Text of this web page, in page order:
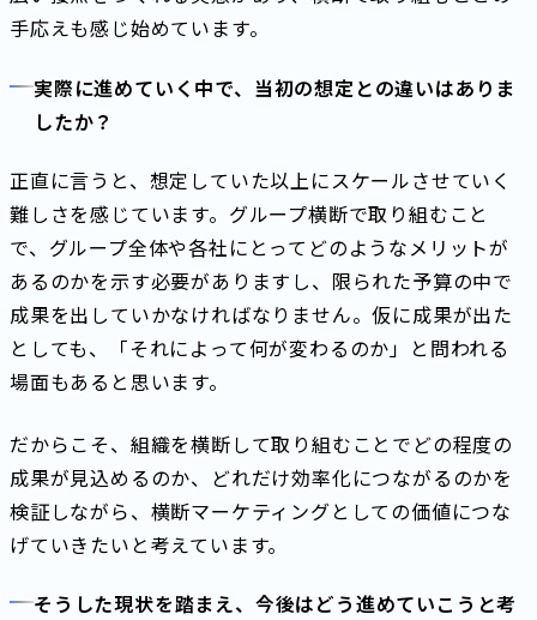
手応えも感じ始めています。
実際に進めていく中で、当初の想定との違いはありま
したか？
正直に言うと、想定していた以上にスケールさせていく
難しさを感じています。グループ横断で取り組むこと
で、グループ全体や各社にとってどのようなメリットが
あるのかを示す必要がありますし、限られた予算の中で
成果を出していかなければなりません。仮に成果が出た
としても、「それによって何が変わるのか」と問われる
場面もあると思います。
だからこそ、組織を横断して取り組むことでどの程度の
成果が見込めるのか、どれだけ効率化につながるのかを
検証しながら、横断マーケティングとしての価値につな
げていきたいと考えています。
そうした現状を踏まえ、今後はどう進めていこうと考